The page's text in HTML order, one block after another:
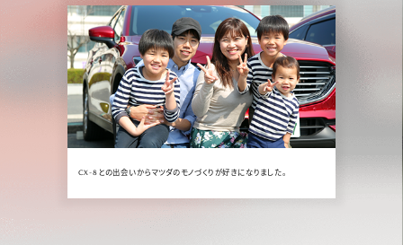
CX-8との出会いからマツダのモノづくりが好きになりました。